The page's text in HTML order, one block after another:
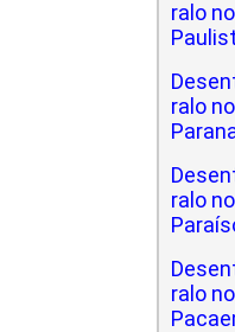
ralo
ralo
ralo
ralo